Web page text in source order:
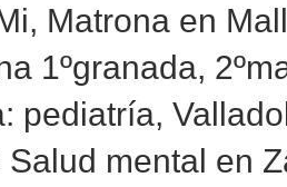
Matrona en
1ºgranada,
pediatría,
Salud mental en